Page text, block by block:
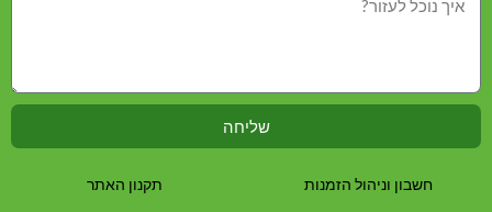
שליחה
חשבון וניהול הזמנות תקנון האתר